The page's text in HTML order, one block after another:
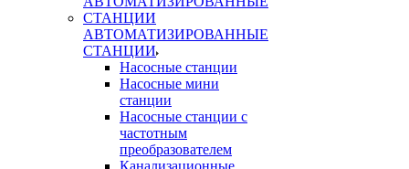
АВТОМАТИЗИРОВАННЫЕ
СТАНЦИИ
Насосные станции
Насосные мини
станции
Насосные станции с
частотным
преобразователем
Канализационные